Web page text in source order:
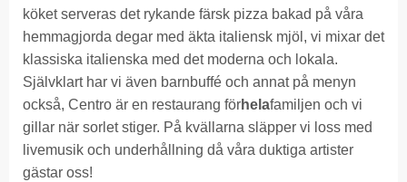
köket serveras det rykande färsk pizza bakad på våra
hemmagjorda degar med äkta italiensk mjöl, vi mixar det
klassiska italienska med det moderna och lokala.
Självklart har vi även barnbuffé och annat på menyn
också, Centro är en restaurang förhelafamiljen och vi
gillar när sorlet stiger. På kvällarna släpper vi loss med
livemusik och underhållning då våra duktiga artister
gästar oss!